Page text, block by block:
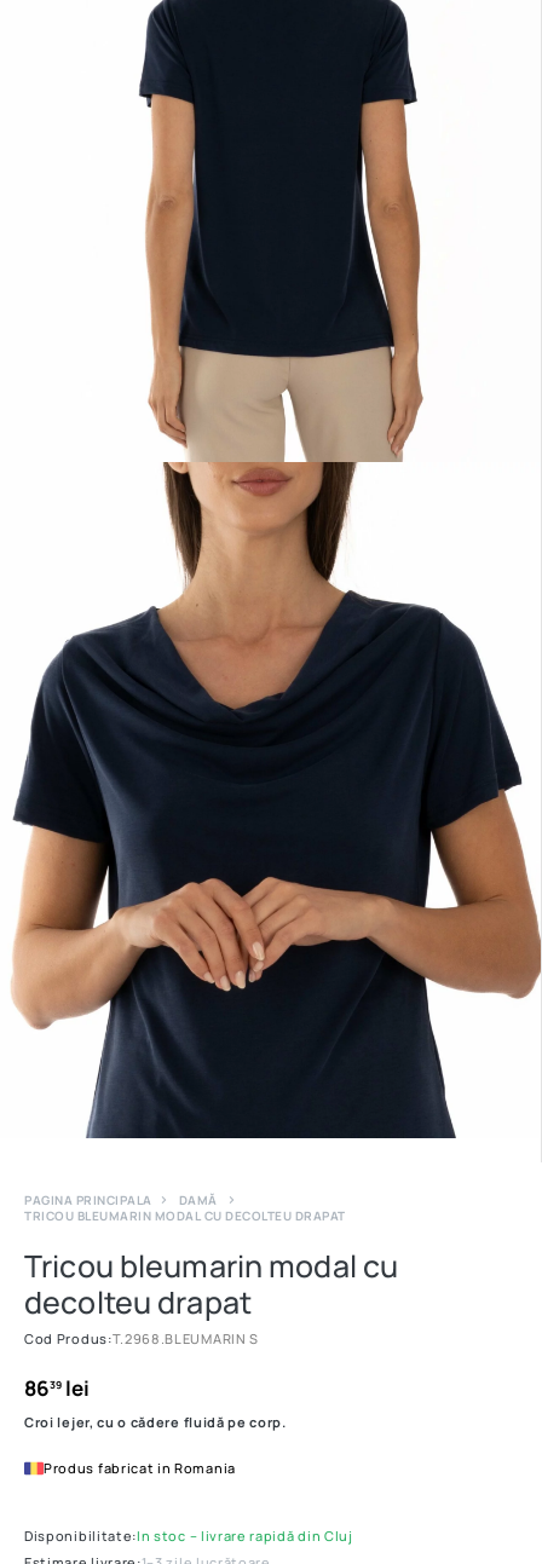
PAGINA PRINCIPALA
DAMĂ
TRICOU BLEUMARIN MODAL CU DECOLTEU DRAPAT
Tricou bleumarin modal cu
decolteu drapat
Cod Produs:T.2968.BLEUMARIN S
8639lei
Croi lejer, cu o cădere fluidă pe corp.
Produs fabricat in Romania
Disponibilitate:In stoc – livrare rapidă din Cluj